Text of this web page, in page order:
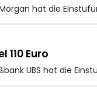
hat die
Euro
UBS hat die